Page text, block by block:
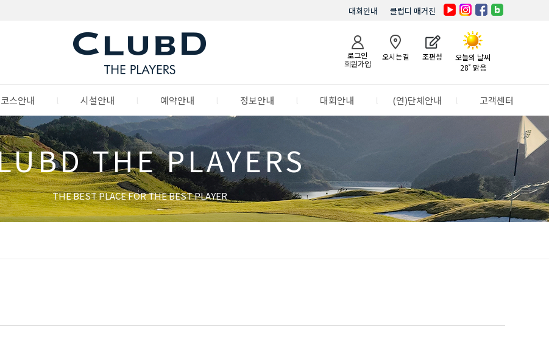
클럽디 매거진
대회안내
로그인
회원가입
오시는길 조편성
오늘의 날씨
28˚ 맑음
코스안내 시설안내 예약안내 정보안내 대회안내 (연)단체안내 고객센터
THE PLAYERS
THE BEST PLACE FOR THE BEST PLAYER